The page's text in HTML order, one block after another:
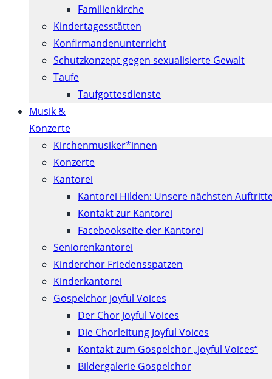
Familienkirche
Kindertagesstätten
Konfirmanden­unterricht
Schutzkonzept gegen sexualisierte Gewalt
Taufe
Taufgottesdienste
Musik &
Konzerte
Kirchenmusiker*innen
Konzerte
Kantorei
Kantorei Hilden: Unsere nächsten
Kontakt zur Kantorei
Facebookseite der Kantorei
Seniorenkantorei
Kinderchor Friedensspatzen
Kinderkantorei
Gospelchor Joyful Voices
Der Chor Joyful Voices
Die Chorleitung Joyful Voices
Kontakt zum Gospelchor „Joyful Voices“
Bildergalerie Gospelchor